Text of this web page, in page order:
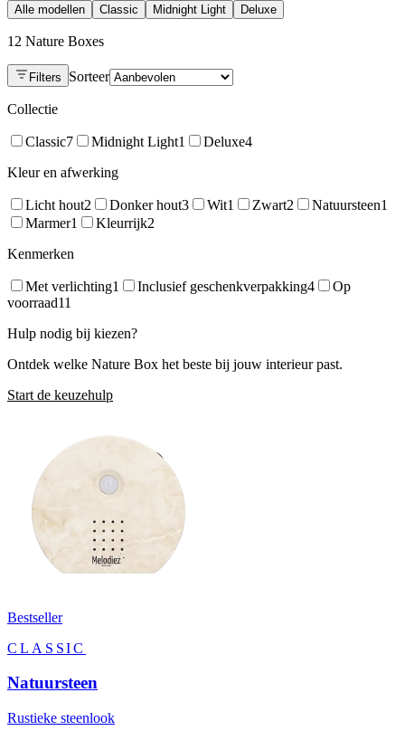
Alle modellen Classic Midnight Light Deluxe
12 Nature Boxes
Filters Sorteer
Collectie
Classic7 Midnight Light1 Deluxe4
Kleur en afwerking
Licht hout2 Donker hout3 Wit1 Zwart2 Natuursteen1
Marmer1 Kleurrijk2
Kenmerken
Met verlichting1 Inclusief geschenkverpakking4
Op
voorraad11
Hulp nodig bij kiezen?
Ontdek welke Nature Box het beste bij jouw interieur past.
Start de keuzehulp
Bestseller
CLASSIC
Natuursteen
Rustieke steenlook